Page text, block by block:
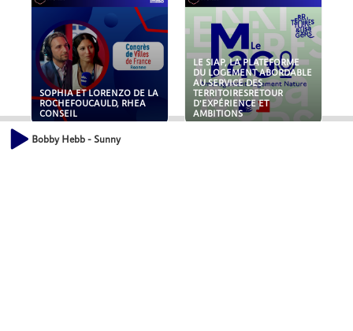
SOPHIA ET LORENZO DE LA
ROCHEFOUCAULD, RHEA
CONSEIL
LE SIAP, LA PLATEFORME
DU LOGEMENT ABORDABLE
AU SERVICE DES
TERRITOIRESRETOUR
D'EXPÉRIENCE ET
AMBITIONS
Bobby Hebb - Sunny